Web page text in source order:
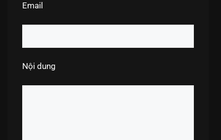
Email
Nội dung